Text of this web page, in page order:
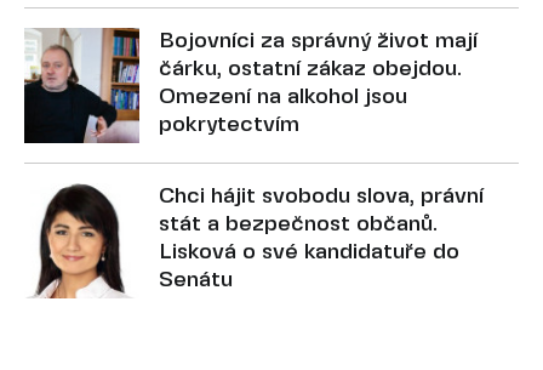
Bojovníci za správný život mají
čárku, ostatní zákaz obejdou.
Omezení na alkohol jsou
pokrytectvím
Chci hájit svobodu slova, právní
stát a bezpečnost občanů.
Lisková o své kandidatuře do
Senátu